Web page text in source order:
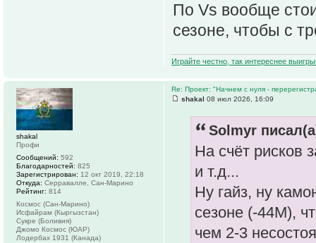
По Vs вообще
сезоне, чтобы с
Играйте честно, так интереснее
Re: Проект: "Начнем с нуля -
shakal 08 июл 2026, 16:09
Solmyr
На счёт рисков
и т.д...
Ну гайз, ну
сезоне (-44М),
чем 2-3
shakal
Профи
Сообщений: 592
Благодарностей: 825
Зарегистрирован: 12 окт 2019, 22:18
Откуда: Серравалле, Сан-Марино
Рейтинг: 814
Космос (Сан-Марино)
Исфайрам (Кыргызстан)
Сукре (Боливия)
Джомо Космос (ЮАР)
Лодербах 1931 (Канада)